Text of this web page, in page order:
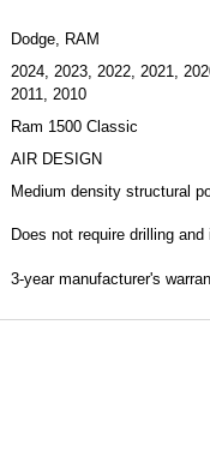
Dodge, RAM
2024, 2023, 2022, 2021,
2011, 2010
Ram 1500 Classic
AIR DESIGN
Medium density structural
Does not require drilling
3-year manufacturer's